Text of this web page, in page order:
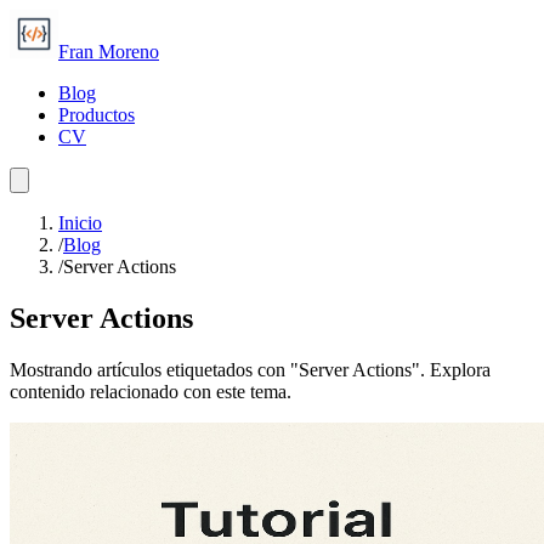
Fran Moreno
Blog
Productos
CV
Inicio
/Blog
/Server Actions
Server Actions
Mostrando artículos etiquetados con "Server Actions". Explora
contenido relacionado con este tema.